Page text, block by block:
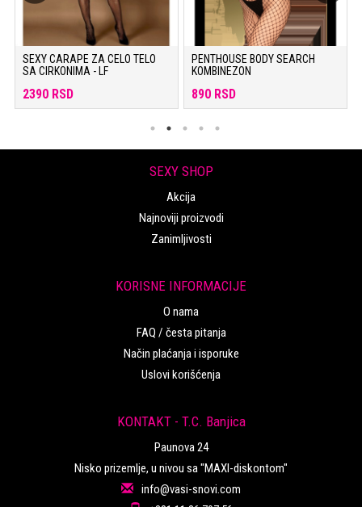
SEXY CARAPE ZA CELO TELO
SA CIRKONIMA - LF
2390 RSD
PENTHOUSE BODY SEARCH
KOMBINEZON
890 RSD
SEXY SHOP
Akcija
Najnoviji proizvodi
Zanimljivosti
KORISNE INFORMACIJE
O nama
FAQ / česta pitanja
Način plaćanja i isporuke
Uslovi korišćenja
KONTAKT - T.C. Banjica
Paunova 24
Nisko prizemlje, u nivou sa "MAXI-diskontom"
info@vasi-snovi.com